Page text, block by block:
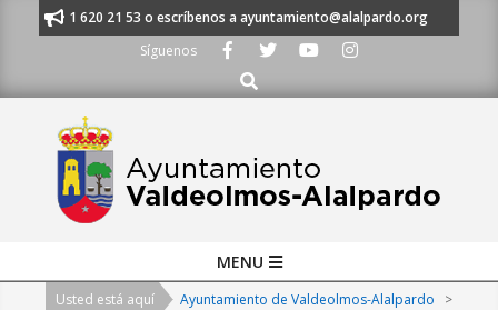
al 91 620 21 53 o escríbenos a ayuntamiento@alalpardo.org
Síguenos
Buscar
Navigation
MENU
Usted está aquí Ayuntamiento de Valdeolmos-Alalpardo
>